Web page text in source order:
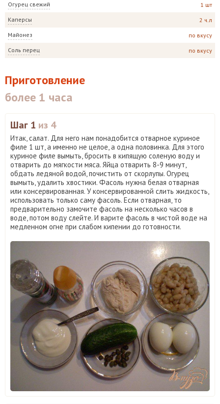
Огурец свежий 1 шт
Каперсы 2 ч.л
Майонез по вкусу
Соль перец по вкусу
Приготовление
более 1 часа
Шаг 1 из 4
Итак, салат. Для него нам понадобится отварное куриное
филе 1 шт, а именно не целое, а одна половинка. Для этого
куриное филе вымыть, бросить в кипящую соленую воду и
отварить до мягкости мяса. Яйца отварить 8-9 минут,
обдать ледяной водой, почистить от скорлупы. Огурец
вымыть, удалить хвостики. Фасоль нужна белая отварная
или консервированная. У консервированной слить жидкость,
использовать только саму фасоль. Если отварная, то
предварительно замочите фасоль на несколько часов в
воде, потом воду слейте. И варите фасоль в чистой воде на
медленном огне при слабом кипении до готовности.